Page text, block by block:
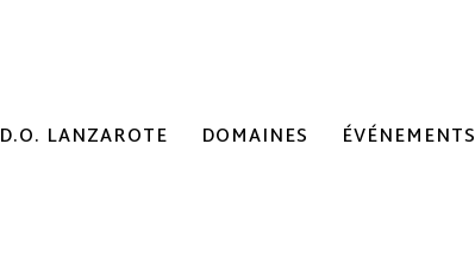
D.O. LANZAROTE DOMAINES ÉVÉNEMENTS